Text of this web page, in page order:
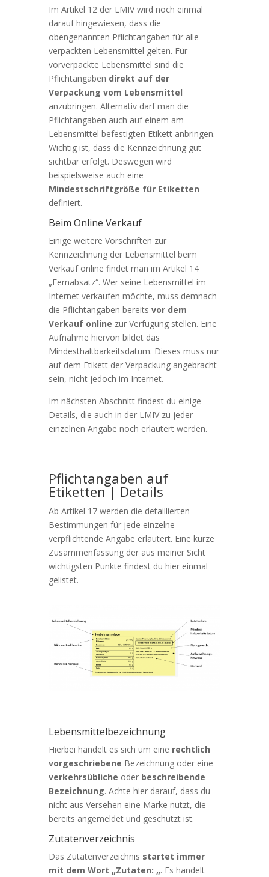
Im Artikel 12 der LMIV wird noch einmal
darauf hingewiesen, dass die
obengenannten Pflichtangaben für alle
verpackten Lebensmittel gelten. Für
vorverpackte Lebensmittel sind die
Pflichtangaben direkt auf der
Verpackung vom Lebensmittel
anzubringen. Alternativ darf man die
Pflichtangaben auch auf einem am
Lebensmittel befestigten Etikett anbringen.
Wichtig ist, dass die Kennzeichnung gut
sichtbar erfolgt. Deswegen wird
beispielsweise auch eine
Mindestschriftgröße für Etiketten
definiert.
Beim Online Verkauf
Einige weitere Vorschriften zur
Kennzeichnung der Lebensmittel beim
Verkauf online findet man im Artikel 14
„Fernabsatz“. Wer seine Lebensmittel im
Internet verkaufen möchte, muss demnach
die Pflichtangaben bereits vor dem
Verkauf online zur Verfügung stellen. Eine
Aufnahme hiervon bildet das
Mindesthaltbarkeitsdatum. Dieses muss nur
auf dem Etikett der Verpackung angebracht
sein, nicht jedoch im Internet.
Im nächsten Abschnitt findest du einige
Details, die auch in der LMIV zu jeder
einzelnen Angabe noch erläutert werden.
Pflichtangaben auf
Etiketten | Details
Ab Artikel 17 werden die detaillierten
Bestimmungen für jede einzelne
verpflichtende Angabe erläutert. Eine kurze
Zusammenfassung der aus meiner Sicht
wichtigsten Punkte findest du hier einmal
gelistet.
Lebensmittelbezeichnung
Hierbei handelt es sich um eine rechtlich
vorgeschriebene Bezeichnung oder eine
verkehrsübliche oder beschreibende
Bezeichnung. Achte hier darauf, dass du
nicht aus Versehen eine Marke nutzt, die
bereits angemeldet und geschützt ist.
Zutatenverzeichnis
Das Zutatenverzeichnis startet immer
mit dem Wort „Zutaten: „. Es handelt